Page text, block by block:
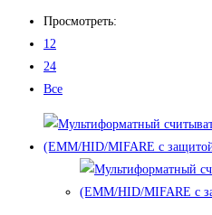
Просмотреть:
12
24
Все